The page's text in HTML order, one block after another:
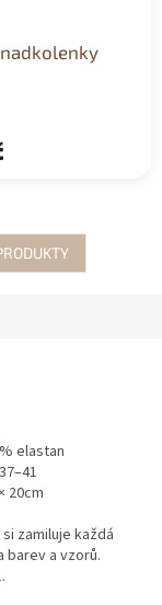
elastan
20cm
zamiluje každá
barev a vzorů.